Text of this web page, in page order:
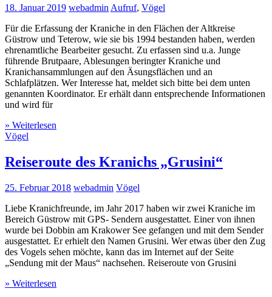
18. Januar 2019 webadmin Aufruf, Vögel
Für die Erfassung der Kraniche in den Flächen der Altkreise
Güstrow und Teterow, wie sie bis 1994 bestanden haben, werden
ehrenamtliche Bearbeiter gesucht. Zu erfassen sind u.a. Junge
führende Brutpaare, Ablesungen beringter Kraniche und
Kranichansammlungen auf den Äsungsflächen und an
Schlafplätzen. Wer Interesse hat, meldet sich bitte bei dem unten
genannten Koordinator. Er erhält dann entsprechende Informationen
und wird für
» Weiterlesen
Vögel
Reiseroute des Kranichs „Grusini“
25. Februar 2018 webadmin Vögel
Liebe Kranichfreunde, im Jahr 2017 haben wir zwei Kraniche im
Bereich Güstrow mit GPS- Sendern ausgestattet. Einer von ihnen
wurde bei Dobbin am Krakower See gefangen und mit dem Sender
ausgestattet. Er erhielt den Namen Grusini. Wer etwas über den Zug
des Vogels sehen möchte, kann das im Internet auf der Seite
„Sendung mit der Maus“ nachsehen. Reiseroute von Grusini
» Weiterlesen